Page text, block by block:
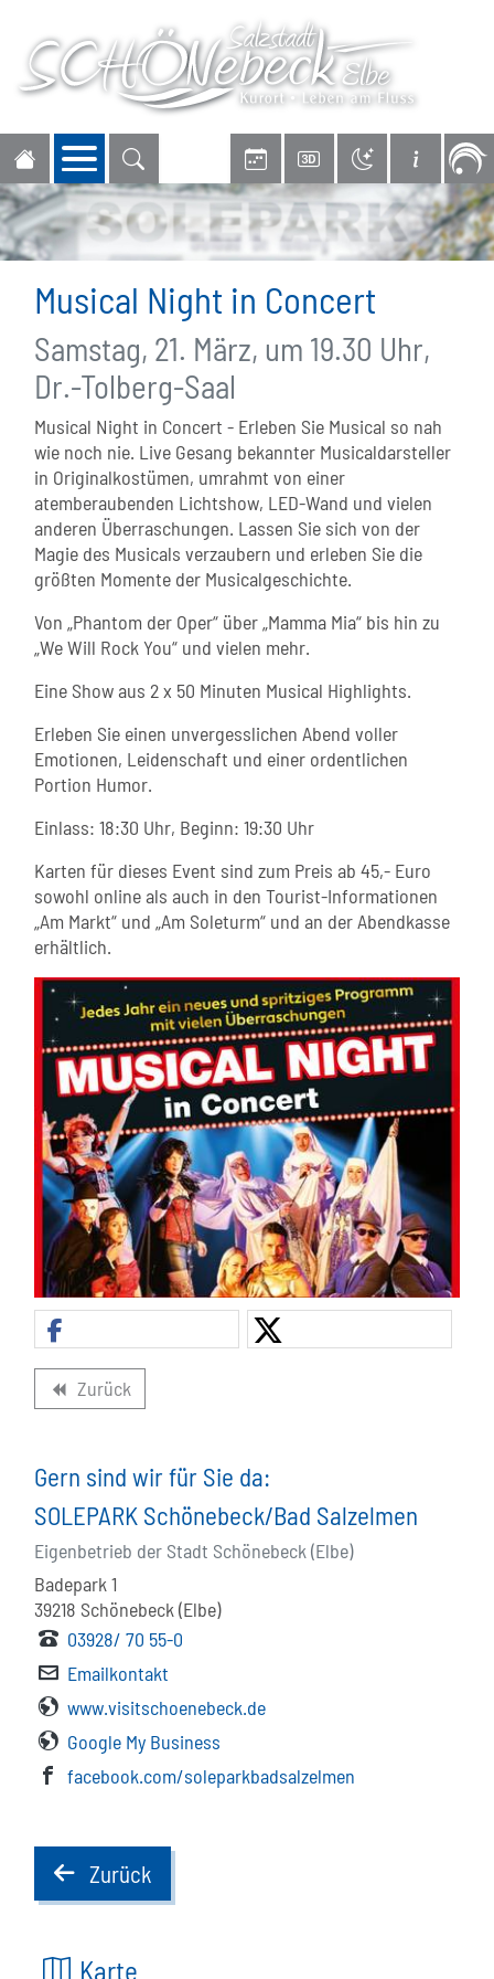
Navigation öffnen
Musical Night in Concert
Samstag, 21. März, um 19.30 Uhr,
Dr.-Tolberg-Saal
Musical Night in Concert - Erleben Sie Musical so nah
wie noch nie. Live Gesang bekannter Musicaldarsteller
in Originalkostümen, umrahmt von einer
atemberaubenden Lichtshow, LED-Wand und vielen
anderen Überraschungen. Lassen Sie sich von der
Magie des Musicals verzaubern und erleben Sie die
größten Momente der Musicalgeschichte.
Von „Phantom der Oper“ über „Mamma Mia“ bis hin zu
„We Will Rock You“ und vielen mehr.
Eine Show aus 2 x 50 Minuten Musical Highlights.
Erleben Sie einen unvergesslichen Abend voller
Emotionen, Leidenschaft und einer ordentlichen
Portion Humor.
Einlass: 18:30 Uhr, Beginn: 19:30 Uhr
Karten für dieses Event sind zum Preis ab 45,- Euro
sowohl online als auch in den Tourist-Informationen
„Am Markt“ und „Am Soleturm“ und an der Abendkasse
erhältlich.
backward Zurück
Gern sind wir für Sie da:
SOLEPARK Schönebeck/Bad Salzelmen
Eigenbetrieb der Stadt Schönebeck (Elbe)
Badepark 1
39218 Schönebeck (Elbe)
03928/ 70 55-0
Emailkontakt
www.visitschoenebeck.de
Google My Business
facebook.com/soleparkbadsalzelmen
backZurück
Karte